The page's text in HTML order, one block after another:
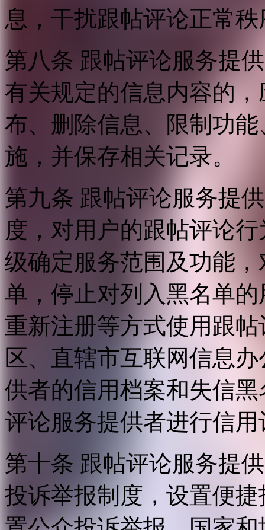
息，干扰跟帖评论正常
第八条 跟帖评论服务提
有关规定的信息内容的
布、删除信息、限制功
施，并保存相关记录。
第九条 跟帖评论服务提
度，对用户的跟帖评论
级确定服务范围及功能
单，停止对列入黑名单
重新注册等方式使用跟
区、直辖市互联网信息
供者的信用档案和失信
评论服务提供者进行信用
第十条 跟帖评论服务提
投诉举报制度，设置便